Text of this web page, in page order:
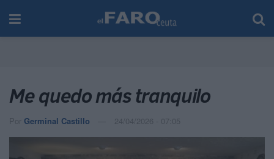
Me quedo más tranquilo
Por Germinal Castillo 24/04/2026 - 07:05